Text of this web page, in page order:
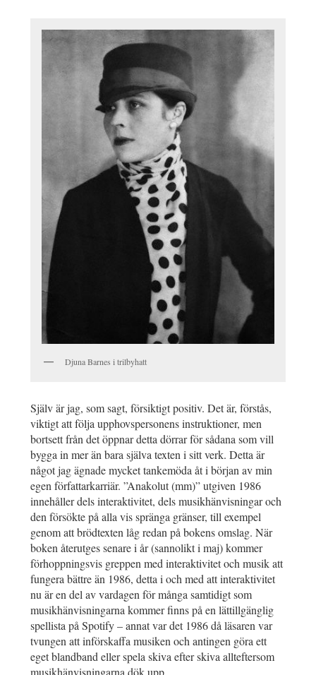
Djuna Barnes i trilbyhatt
Själv är jag, som sagt, försiktigt positiv. Det är, förstås,
viktigt att följa upphovspersonens instruktioner, men
bortsett från det öppnar detta dörrar för sådana som vill
bygga in mer än bara själva texten i sitt verk. Detta är
något jag ägnade mycket tankemöda åt i början av min
egen författarkarriär. ”Anakolut (mm)” utgiven 1986
innehåller dels interaktivitet, dels musikhänvisningar och
den försökte på alla vis spränga gränser, till exempel
genom att brödtexten låg redan på bokens omslag. När
boken återutges senare i år (sannolikt i maj) kommer
förhoppningsvis greppen med interaktivitet och musik att
fungera bättre än 1986, detta i och med att interaktivitet
nu är en del av vardagen för många samtidigt som
musikhänvisningarna kommer finns på en lättillgänglig
spellista på Spotify – annat var det 1986 då läsaren var
tvungen att införskaffa musiken och antingen göra ett
eget blandband eller spela skiva efter skiva allteftersom
musikhänvisningarna dök upp.